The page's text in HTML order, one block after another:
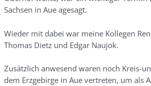
Sachsen in Aue agesagt.
Wieder mit dabei war meine Kollegen
Thomas Dietz und Edgar Naujok.
Zusätzlich anwesend waren noch Kreis-
dem Erzgebirge in Aue vertreten, um als